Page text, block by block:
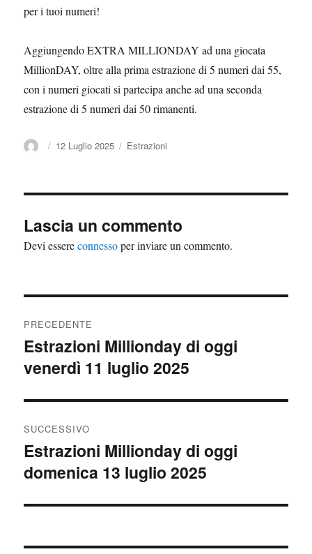
per i tuoi numeri!
Aggiungendo EXTRA MILLIONDAY ad una giocata
MillionDAY, oltre alla prima estrazione di 5 numeri dai 55,
con i numeri giocati si partecipa anche ad una seconda
estrazione di 5 numeri dai 50 rimanenti.
Autore
Pubblicato
12 Luglio 2025 Categorie
Estrazioni
Lascia un commento
Devi essereconnessoper inviare un commento.
articoli
PRECEDENTE
Articolo
precedente:
Estrazioni Millionday di oggi
venerdì 11 luglio 2025
SUCCESSIVO
Articolo
successivo:
Estrazioni Millionday di oggi
domenica 13 luglio 2025